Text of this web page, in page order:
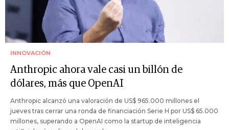
INNOVACIÓN
Anthropic ahora vale casi un billón de
dólares, más que OpenAI
Anthropic alcanzó una valoración de US$ 965.000 millones el
jueves tras cerrar una ronda de financiación Serie H por US$ 65.000
millones, superando a OpenAI como la startup de inteligencia